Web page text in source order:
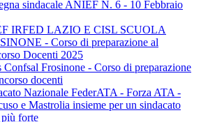
sindacale ANIEF N. 6 - 10 Febbraio
IRFED LAZIO E CISL SCUOLA
- Corso di preparazione al
Docenti 2025
Confsal Frosinone - Corso di preparazione
docenti
Nazionale FederATA - Forza ATA -
e Mastrolia insieme per un sindacato
forte